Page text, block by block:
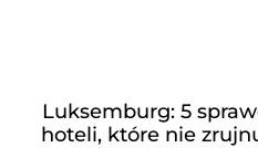
Luksemburg: 5
hoteli, które nie